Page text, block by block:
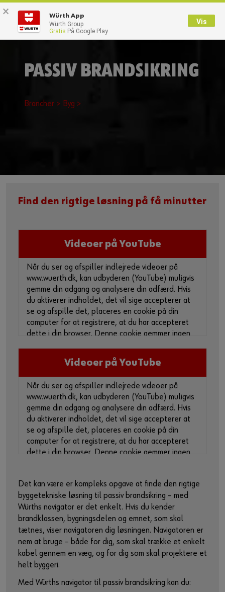
Har du lyst til at være en online kunde?
Tilmeld dig her i tre enkle trin for at bruge alle funktionerne i
shoppen.
Kun salg til erhvervskunder
PASSIV BRANDSIKRING
Brancher > Byg >
Find den rigtige løsning på få minutter​
Videoer på YouTube
Når du ser og afspiller indlejrede videoer på
www.wuerth.dk, kan udbyderen (YouTube) muligvis
gemme din adgang og analysere din adfærd. Hvis
du aktiverer indholdet, det vil sige accepterer at
se og afspille det, placeres en cookie på din
computer for at registrere, at du har accepteret
dette i din browser. Denne cookie gemmer ingen
For mere information, se venligst vores
Aktiver indhold
Du kan også bruge dette link til at få adgang til
videoen direkte på udbyderens plattform:
https://youtu.be/NFJ7IIHe5sc
Videoer på YouTube
Når du ser og afspiller indlejrede videoer på
www.wuerth.dk, kan udbyderen (YouTube) muligvis
gemme din adgang og analysere din adfærd. Hvis
du aktiverer indholdet, det vil sige accepterer at
se og afspille det, placeres en cookie på din
computer for at registrere, at du har accepteret
dette i din browser. Denne cookie gemmer ingen
For mere information, se venligst vores
privatlivspolitik
og cookie-side
Aktiver indhold
Du kan også bruge dette link til at få adgang til
videoen direkte på udbyderens plattform:
https://youtu.be/HSAcd7t5C_0
Det kan være er kompleks opgave at finde den rigtige
byggetekniske løsning til passiv brandsikring – med
Würths navigator er det enkelt. Hvis du kender
brandklassen, bygningsdelen og emnet, som skal
tætnes, viser navigatoren dig løsningen. Navigatoren er
nem at bruge – både for dig, som skal trække et enkelt
kabel gennem en væg, og for dig som skal projektere et
helt byggeri.​
Med Würths navigator til passiv brandsikring kan du: ​
× Würth App
Würth Group
Gratis På Google Play
Vis